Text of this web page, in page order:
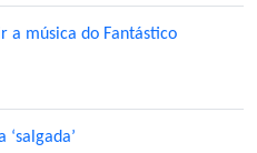
a música do Fantástico